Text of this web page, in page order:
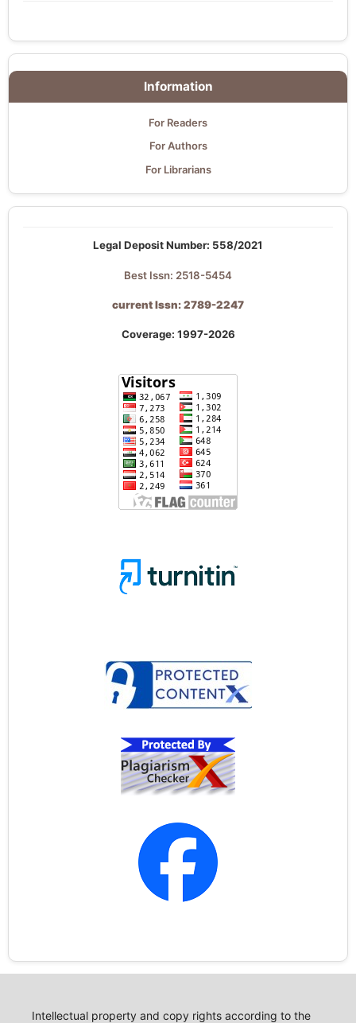
Information
For Readers
For Authors
For Librarians
Legal Deposit Number: 558/2021
Best Issn: 2518-5454
current Issn: 2789-2247
Coverage: 1997-2026
Intellectual property and copy rights according to the